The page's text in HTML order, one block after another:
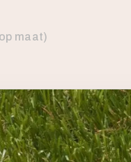
maat)